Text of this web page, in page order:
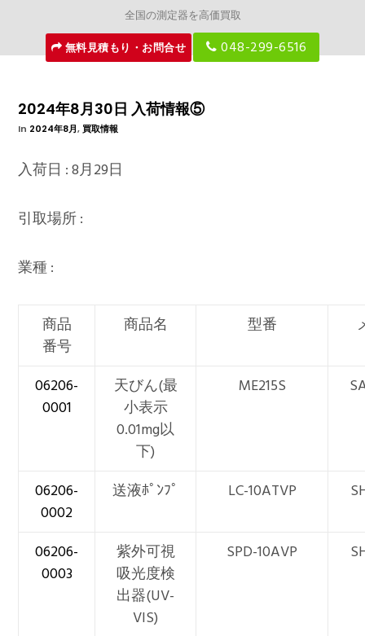
全国の測定器を高価買取
無料見積もり・お問合せ
048-299-6516
2024年8月30日 入荷情報⑤
In 2024年8月,買取情報
入荷日 : 8月29日
引取場所 :
業種 :
商品
番号
商品名 型番
06206-
0001
天びん(最
小表示
0.01mg以
下)
ME215S
06206-
0002
送液ﾎﾟﾝﾌﾟ LC-10ATVP
06206-
0003
紫外可視
吸光度検
出器(UV-
VIS)
SPD-10AVP